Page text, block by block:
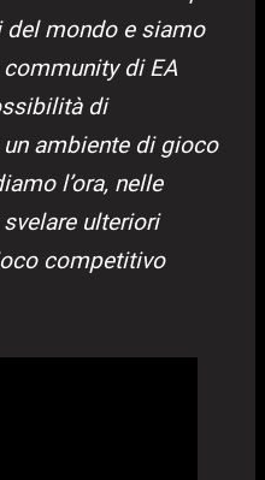
del mondo e siamo
community di EA
di
ambiente di gioco
l’ora, nelle
ulteriori
competitivo